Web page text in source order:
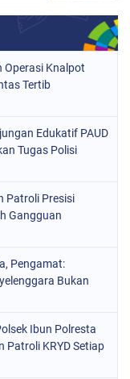
Operasi Knalpot
Tertib
Edukatif PAUD
Tugas Polisi
Patroli Presisi
Gangguan
Pengamat:
Bukan
Ibun Polresta
Patroli KRYD Setiap